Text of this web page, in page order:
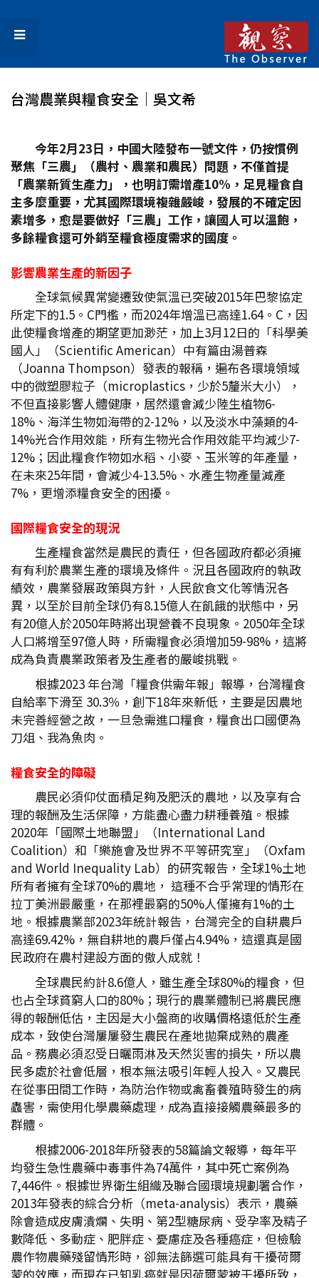
台灣農業與糧食安全│吳文希
今年2月23日，中國大陸發布一號文件，仍按慣例
聚焦「三農」（農村、農業和農民）問題，不僅首提
「農業新質生產力」，也明訂需增產10% ，足見糧食自
主多麼重要，尤其國際環境複雜嚴峻，發展的不確定因
素增多，愈是要做好「三農」工作，讓國人可以溫飽，
多餘糧食還可外銷至糧食極度需求的國度。
影響農業生產的新因子
全球氣候異常變遷致使氣溫已突破2015年巴黎協定
所定下的1.5。C門檻，而2024年增溫已高達1.64。C，因
此使糧食增產的期望更加渺茫，加上3月12日的「科學美
國人」（Scientific American）中有篇由湯普森
（Joanna Thompson）發表的報稱，遍布各環境領域
中的微塑膠粒子（microplastics，少於5釐米大小），
不但直接影響人體健康，居然還會減少陸生植物6-
18%、海洋生物如海帶的2-12%，以及淡水中藻類的4-
14%光合作用效能，所有生物光合作用效能平均減少7-
12%；因此糧食作物如水稻、小麥、玉米等的年產量，
在未來25年間，會減少4-13.5%、水產生物產量減產
7%，更增添糧食安全的困擾。
國際糧食安全的現況
生產糧食當然是農民的責任，但各國政府都必須擁
有有利於農業生產的環境及條件。況且各國政府的執政
績效，農業發展政策與方針，人民飲食文化等情況各
異，以至於目前全球仍有8.15億人在飢餓的狀態中，另
有20億人於2050年時將出現營養不良現象。2050年全球
人口將增至97億人時，所需糧食必須增加59-98%，這將
成為負責農業政策者及生產者的嚴峻挑戰。
根據2023 年台灣「糧食供需年報」報導，台灣糧食
自給率下滑至 30.3％，創下18年來新低，主要是因農地
未完善經營之故，一旦急需進口糧食，糧食出口國便為
刀俎、我為魚肉。
糧食安全的障礙
農民必須仰仗面積足夠及肥沃的農地，以及享有合
理的報酬及生活保障，方能盡心盡力耕種養殖。根據
2020年「國際土地聯盟」（International Land
Coalition）和「樂施會及世界不平等研究室」（Oxfam
and World Inequality Lab）的研究報告，全球1%土地
所有者擁有全球70%的農地， 這種不合乎常理的情形在
拉丁美洲最嚴重，在那裡最窮的50%人僅擁有1%的土
地。根據農業部2023年統計報告，台灣完全的自耕農戶
高達69.42%，無自耕地的農戶僅占4.94%，這還真是國
民政府在農村建設方面的傲人成就！
全球農民約計8.6億人，雖生產全球80%的糧食，但
也占全球貧窮人口的80%；現行的農業體制已將農民應
得的報酬低估，主因是大小盤商的收購價格遠低於生產
成本，致使台灣屢屢發生農民在產地拋棄成熟的農產
品。務農必須忍受日曬雨淋及天然災害的損失，所以農
民多處於社會低層，根本無法吸引年輕人投入。又農民
在從事田間工作時，為防治作物或禽畜養殖時發生的病
蟲害，需使用化學農藥處理，成為直接接觸農藥最多的
群體。
根據2006-2018年所發表的58篇論文報導，每年平
均發生急性農藥中毒事件為74萬件，其中死亡案例為
7,446件。根據世界衛生組織及聯合國環境規劃署合作，
2013年發表的綜合分析（meta-analysis）表示，農藥
除會造成皮膚潰爛、失明、第2型糖尿病、受孕率及精子
數降低、多動症、肥胖症、憂慮症及各種癌症，但檢驗
農作物農藥殘留情形時，卻無法篩選可能具有干擾荷爾
蒙的效應，而現在已知乳癌就是因荷爾蒙被干擾所致，